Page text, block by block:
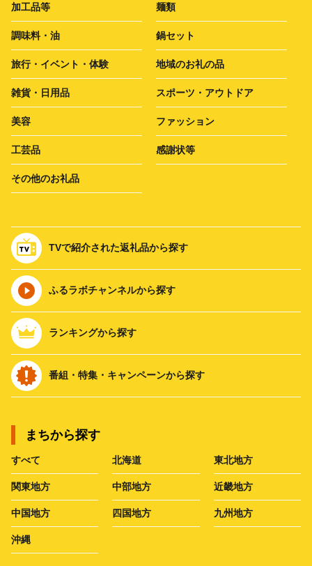
加工品等 麺類
調味料・油 鍋セット
旅行・イベント・体験 地域のお礼の品
雑貨・日用品 スポーツ・アウトドア
美容 ファッション
工芸品 感謝状等
その他のお礼品
TVで紹介された返礼品から探す
ふるラボチャンネルから探す
ランキングから探す
番組・特集・キャンペーンから探す
まちから探す
すべて 北海道 東北地方
関東地方 中部地方 近畿地方
中国地方 四国地方 九州地方
沖縄